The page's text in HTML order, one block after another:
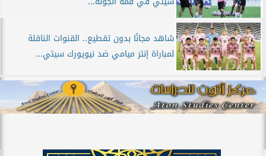
شاهد مجانًا بدون تقطيع.. القنوات الناقلة
لمباراة إنتر ميامي ضد نيويورك سيتي...